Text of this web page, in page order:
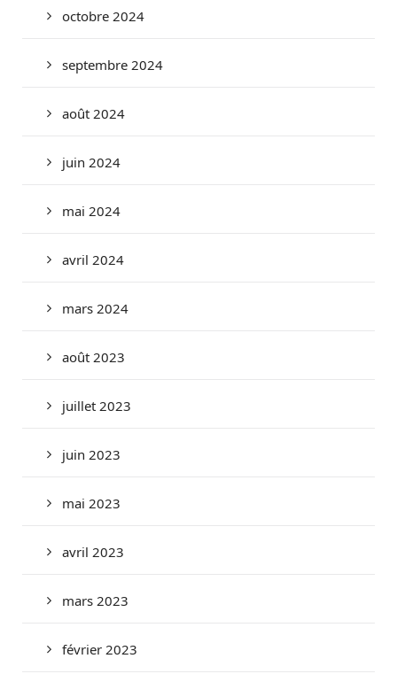
octobre 2024
septembre 2024
août 2024
juin 2024
mai 2024
avril 2024
mars 2024
août 2023
juillet 2023
juin 2023
mai 2023
avril 2023
mars 2023
février 2023